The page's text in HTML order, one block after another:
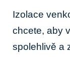
Izolace
chcete,⁤ aby
spolehlivě⁢ a